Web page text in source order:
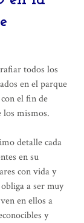
todos los
en el parque
el fin de
los mismos.
detalle cada
en su
con vida y
a ser muy
en ellos a
y